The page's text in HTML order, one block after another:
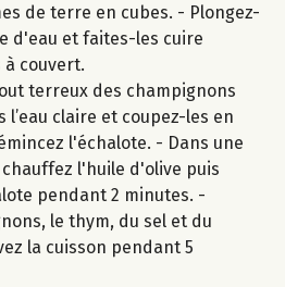
de terre en cubes. - Plongez-
d'eau et faites-les cuire
à couvert.
terreux des champignons
l’eau claire et coupez-les en
l'échalote. - Dans une
l'huile d'olive puis
pendant 2 minutes. -
le thym, du sel et du
la cuisson pendant 5